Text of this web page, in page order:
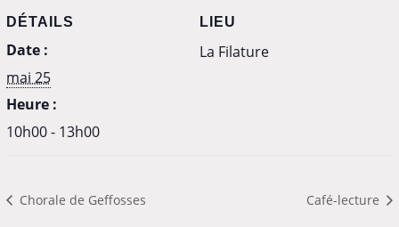
DÉTAILS
Date :
mai 25
Heure :
10h00 - 13h00
LIEU
La Filature
Chorale de Geffosses Café-lecture